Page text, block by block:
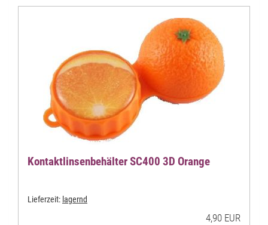
Kontaktlinsenbehälter SC400 3D Orange
Lieferzeit: lagernd
4,90 EUR